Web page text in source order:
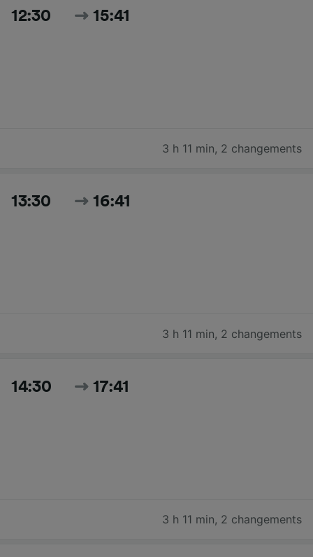
12:30 15:41
3 h 11 min, 2 changements
13:30 16:41
3 h 11 min, 2 changements
14:30 17:41
3 h 11 min, 2 changements